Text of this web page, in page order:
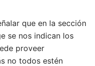
que en la sección
se nos indican los
proveer
no todos estén